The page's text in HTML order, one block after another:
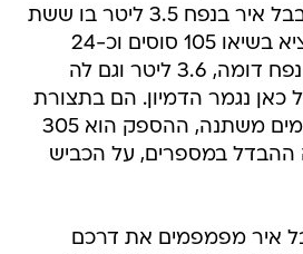
אדירה ביניהם. זה שבבל איר בנפח 3.5 ליטר בו ששת
הצילנדרים בטור, הוציא בשיאו 105 סוסים וכ-24
קג"מ. האימפלה עם נפח דומה, 3.6 ליטר וגם לה
כאן נגמר הדמיון. הם בתצורת
V, בעלי תזמון שסתומים משתנה, ההספק הוא 305
קג"מ. זה ההבדל במספרים, על הכביש
איר מפמפמים את דרכם